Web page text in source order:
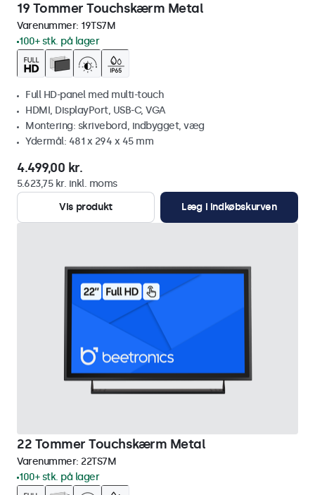
19 Tommer Touchskærm Metal
Varenummer: 19TS7M
100+ stk. på lager
Full HD-panel med multi-touch
HDMI, DisplayPort, USB-C, VGA
Montering: skrivebord, indbygget, væg
Ydermål: 481 x 294 x 45 mm
4.499,00 kr.
5.623,75 kr. inkl. moms
Vis produkt
Læg i indkøbskurven
22 Tommer Touchskærm Metal
Varenummer: 22TS7M
100+ stk. på lager